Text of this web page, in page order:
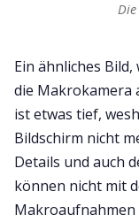
Ein ähnliches
die Makrokamera
ist etwas tief,
Bildschirm nicht
Details und auch
können nicht mit
Makroaufnahmen